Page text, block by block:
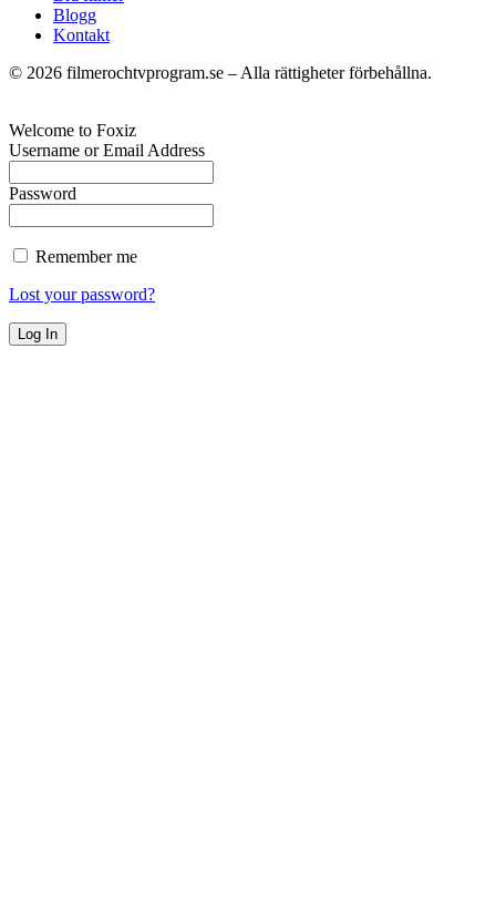
Blogg
Kontakt
© 2026 filmerochtvprogram.se – Alla rättigheter förbehållna.
Welcome to Foxiz
Username or Email Address
Password
Remember me
Lost your password?